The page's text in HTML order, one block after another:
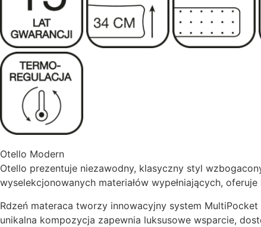
Otello Modern
Otello prezentuje niezawodny, klasyczny styl
wyselekcjonowanych materiałów wypełniających,
Rdzeń materaca tworzy innowacyjny system
unikalna kompozycja zapewnia luksusowe wsparcie,